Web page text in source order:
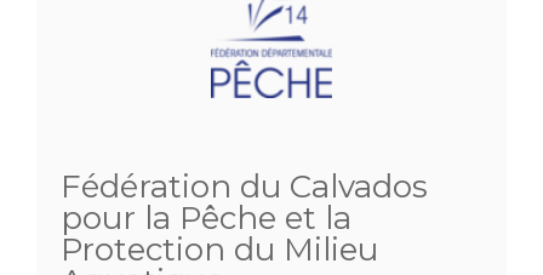
Fédération du Calvados
pour la Pêche et la
Protection du Milieu